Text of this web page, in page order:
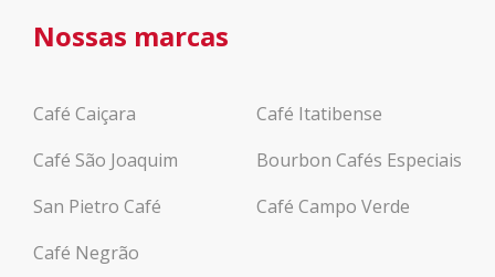
Nossas marcas
Café Caiçara
Café São Joaquim
San Pietro Café
Café Negrão
Café Itatibense
Bourbon Cafés Especiais
Café Campo Verde